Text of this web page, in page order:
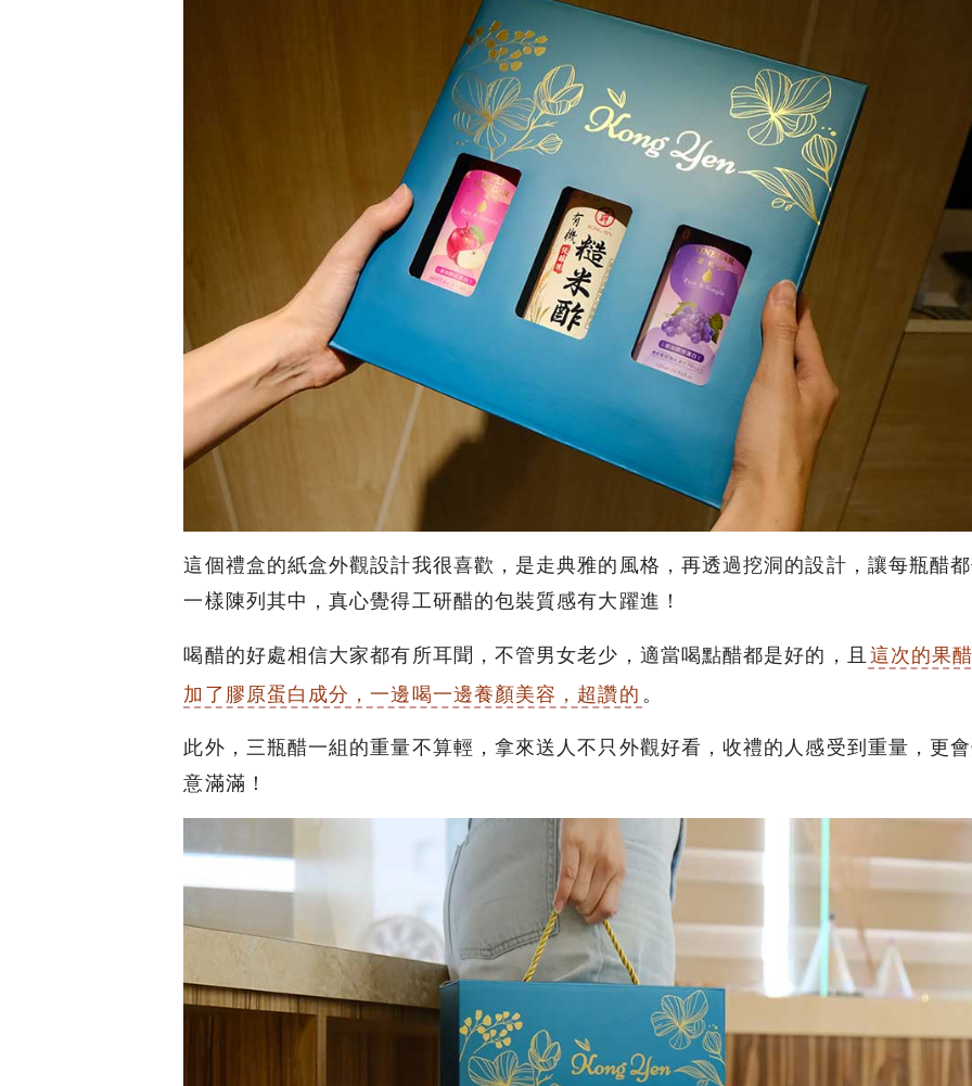
這個禮盒的紙盒外觀設計我很喜歡，是走典雅的風格，再透過挖洞的設計，讓每瓶醋
一樣陳列其中，真心覺得工研醋的包裝質感有大躍進！
喝醋的好處相信大家都有所耳聞，不管男女老少，適當喝點醋都是好的，且 這次的果
加了膠原蛋白成分，一邊喝一邊養顏美容，超讚的 。
此外，三瓶醋一組的重量不算輕，拿來送人不只外觀好看，收禮的人感受到重量，更
意滿滿！